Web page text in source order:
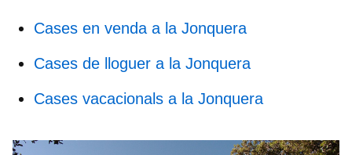
Cases en venda a la Jonquera
Cases de lloguer a la Jonquera
Cases vacacionals a la Jonquera